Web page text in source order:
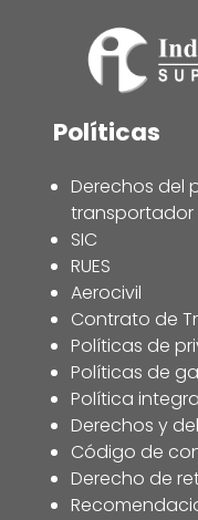
Políticas
Derechos del
transportador
SIC
RUES
Aerocivil
Contrato de
Políticas de
Políticas de
Política
Derechos y
Código de
Derecho de